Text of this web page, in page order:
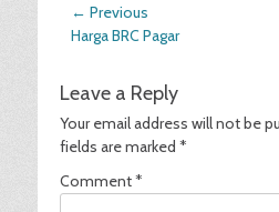
Post
navigation
← Previous
Previous
Harga BRC Pagar
Leave a Reply
Your email address will not be
fields are marked *
Comment*